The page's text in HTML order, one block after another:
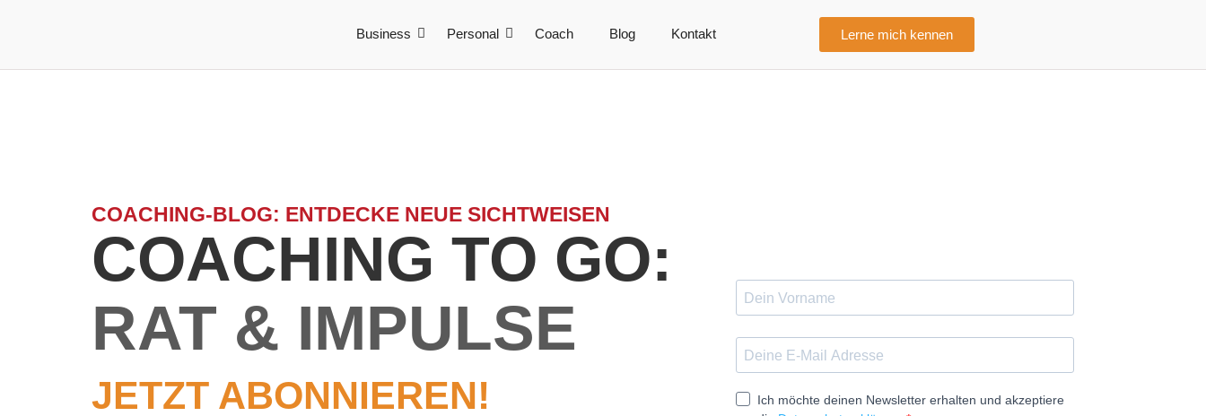
Business Personal Coach Blog Kontakt Lerne mich kennen
COACHING-BLOG: ENTDECKE NEUE SICHTWEISEN
COACHING TO GO:
RAT & IMPULSE
JETZT ABONNIEREN!